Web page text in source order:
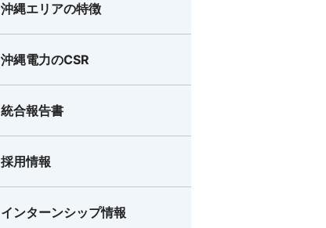
沖縄エリアの特徴
沖縄電力のCSR
統合報告書
採用情報
インターンシップ情報